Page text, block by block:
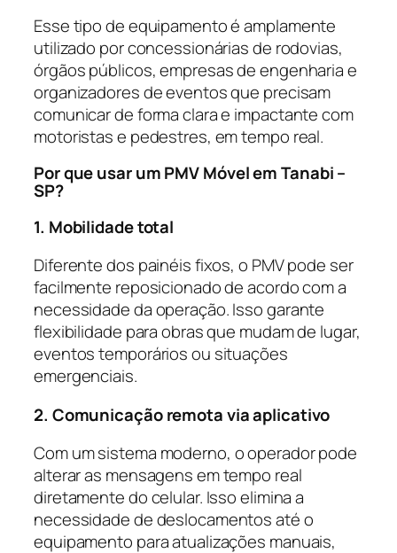
Esse tipo de equipamento é amplamente
utilizado por concessionárias de rodovias,
órgãos públicos, empresas de engenharia e
organizadores de eventos que precisam
comunicar de forma clara e impactante com
motoristas e pedestres, em tempo real.
Por que usar um PMV Móvel em Tanabi –
SP?
1. Mobilidade total
Diferente dos painéis fixos, o PMV pode ser
facilmente reposicionado de acordo com a
necessidade da operação. Isso garante
flexibilidade para obras que mudam de lugar,
eventos temporários ou situações
emergenciais.
2. Comunicação remota via aplicativo
Com um sistema moderno, o operador pode
alterar as mensagens em tempo real
diretamente do celular. Isso elimina a
necessidade de deslocamentos até o
equipamento para atualizações manuais,